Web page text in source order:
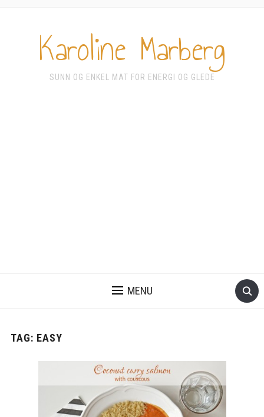
Karoline Marberg
SUNN OG ENKEL MAT FOR ENERGI OG GLEDE
MENU
TAG: EASY